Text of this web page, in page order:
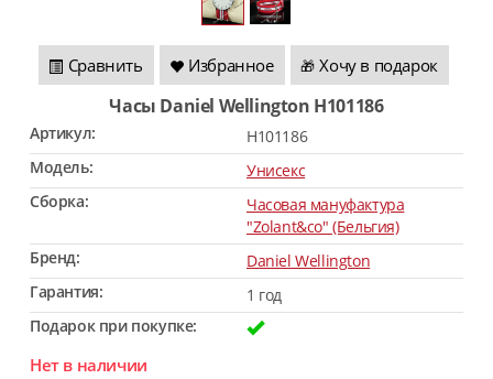
Сравнить Избранное 🎁 Хочу в подарок
Часы Daniel Wellington H101186
Артикул:
H101186
Модель:
Унисекс
Сборка:
Часовая мануфактура
"Zolant&co" (Бельгия)
Бренд:
Daniel Wellington
Гарантия:
1 год
Подарок при покупке:
Нет в наличии